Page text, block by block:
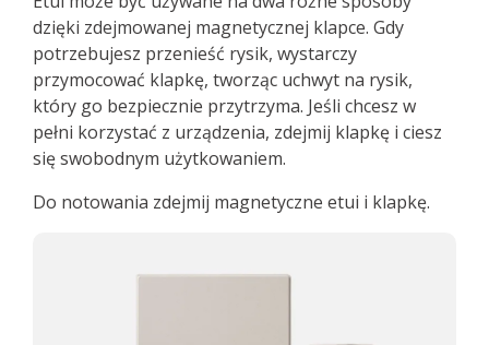
dzięki zdejmowanej magnetycznej klapce. Gdy
potrzebujesz przenieść rysik, wystarczy
przymocować klapkę, tworząc uchwyt na rysik,
który go bezpiecznie przytrzyma. Jeśli chcesz w
pełni korzystać z urządzenia, zdejmij klapkę i ciesz
się swobodnym użytkowaniem.
Do notowania zdejmij magnetyczne etui i klapkę.